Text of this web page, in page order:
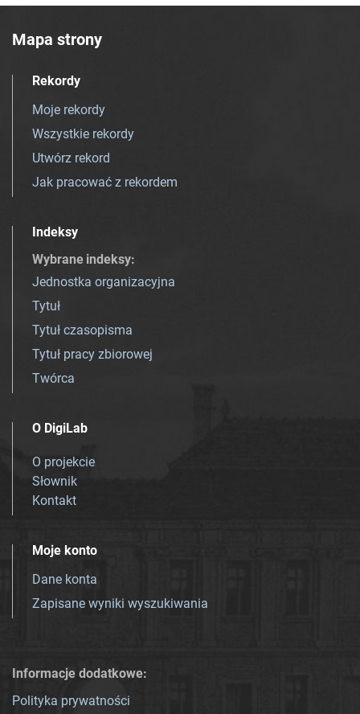
Mapa strony
Rekordy
Moje rekordy
Wszystkie rekordy
Utwórz rekord
Jak pracować z rekordem
Indeksy
Wybrane indeksy:
Jednostka organizacyjna
Tytuł
Tytuł czasopisma
Tytuł pracy zbiorowej
Twórca
O DigiLab
O projekcie
Słownik
Kontakt
Moje konto
Dane konta
Zapisane wyniki wyszukiwania
Informacje dodatkowe:
Polityka prywatności